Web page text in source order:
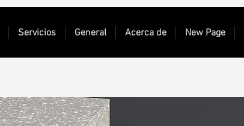
Servicios General Acerca de New Page